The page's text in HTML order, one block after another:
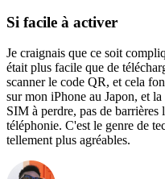
Si facile à activer
Je craignais que ce soit
était plus facile que de
scanner le code QR, et cela
sur mon iPhone au Japon, et
SIM à perdre, pas de barrières
téléphonie. C'est le genre de
tellement plus agréables.